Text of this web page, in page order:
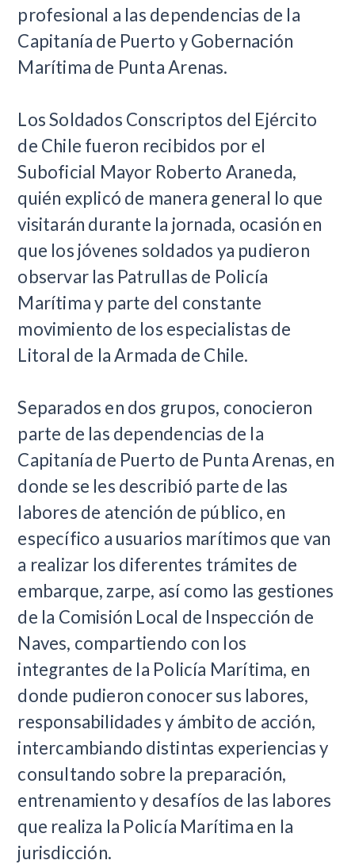
profesional a las dependencias de la
Capitanía de Puerto y Gobernación
Marítima de Punta Arenas.
Los Soldados Conscriptos del Ejército
de Chile fueron recibidos por el
Suboficial Mayor Roberto Araneda,
quién explicó de manera general lo que
visitarán durante la jornada, ocasión en
que los jóvenes soldados ya pudieron
observar las Patrullas de Policía
Marítima y parte del constante
movimiento de los especialistas de
Litoral de la Armada de Chile.
Separados en dos grupos, conocieron
parte de las dependencias de la
Capitanía de Puerto de Punta Arenas, en
donde se les describió parte de las
labores de atención de público, en
específico a usuarios marítimos que van
a realizar los diferentes trámites de
embarque, zarpe, así como las gestiones
de la Comisión Local de Inspección de
Naves, compartiendo con los
integrantes de la Policía Marítima, en
donde pudieron conocer sus labores,
responsabilidades y ámbito de acción,
intercambiando distintas experiencias y
consultando sobre la preparación,
entrenamiento y desafíos de las labores
que realiza la Policía Marítima en la
jurisdicción.